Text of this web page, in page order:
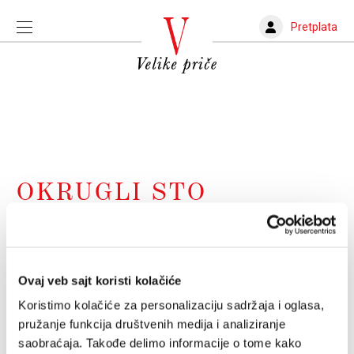
Ovaj veb sajt koristi kolačiće
Koristimo kolačiće za personalizaciju sadržaja i oglasa,
pružanje funkcija društvenih medija i analiziranje
saobraćaja. Takođe delimo informacije o tome kako
Pretplata
OKRUGLI STO
9 odgovora 5 autora Velikih priča na 9 pitanja za
VELIKE PRIČE 27.01.2024.